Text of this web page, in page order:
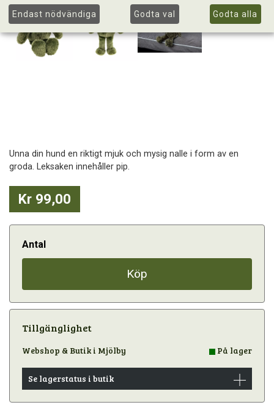
Unna din hund en riktigt mjuk och mysig nalle i form av en
groda. Leksaken innehåller pip.
Kr 99,00
Antal
Köp
Tillgänglighet
Webshop & Butik i Mjölby På lager
Se lagerstatus i butik
Endast nödvändiga Godta val Godta alla